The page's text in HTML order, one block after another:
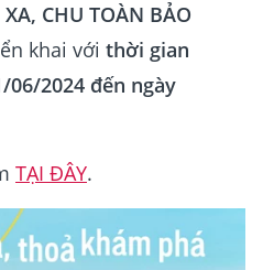
CHU TOÀN BẢO
khai với thời gian
2024 đến ngày
TẠI ĐÂY.